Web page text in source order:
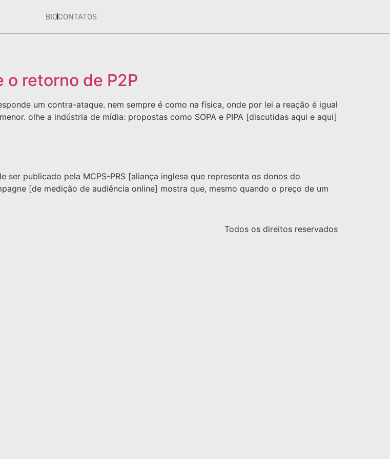
BIOCONTATOS
retorno de P2P
um contra-ataque. nem sempre é como na física, onde por lei a reação é igual
olhe a indústria de mídia: propostas como SOPA e PIPA [discutidas aqui e aqui]
publicado pela MCPS-PRS [aliança inglesa que representa os donos do
[de medição de audiência online] mostra que, mesmo quando o preço de um
Todos os direitos reservados